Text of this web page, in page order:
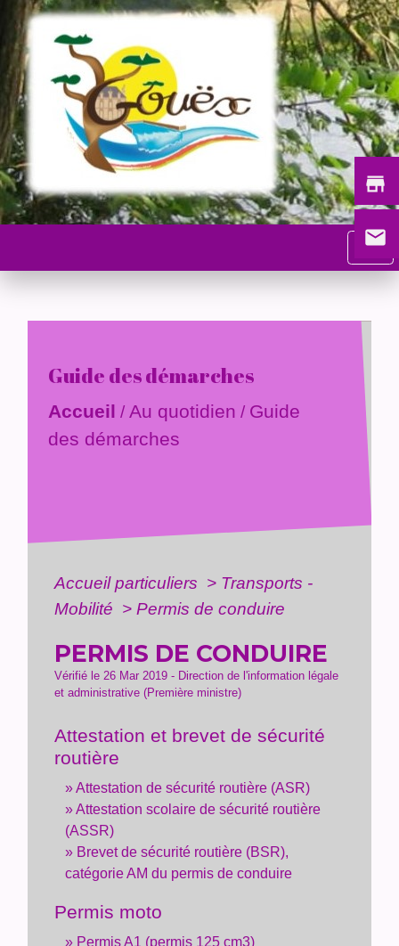
menu
Guide des démarches
Accueil / Au quotidien / Guide
des démarches
Accueil particuliers > Transports -
Mobilité > Permis de conduire
PERMIS DE CONDUIRE
Vérifié le 26 Mar 2019 - Direction de l'information légale
et administrative (Première ministre)
Attestation et brevet de sécurité
routière
Attestation de sécurité routière (ASR)
Attestation scolaire de sécurité routière
(ASSR)
Brevet de sécurité routière (BSR),
catégorie AM du permis de conduire
Permis moto
Permis A1 (permis 125 cm3)
store
email